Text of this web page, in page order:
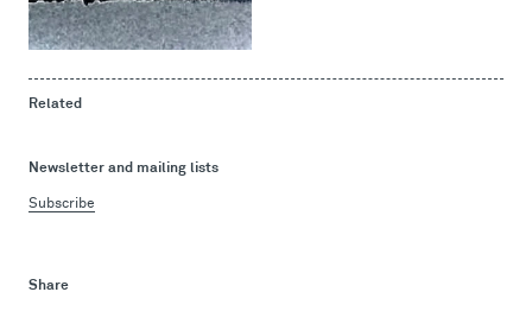
Related
Newsletter and mailing lists
Subscribe
Share